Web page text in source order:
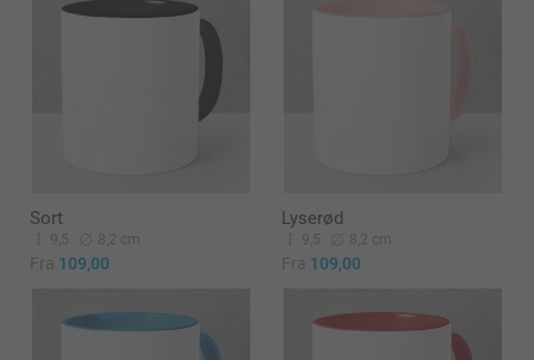
Sort
9,5 8,2 cm
Fra 109,00
Lyserød
9,5 8,2 cm
Fra 109,00